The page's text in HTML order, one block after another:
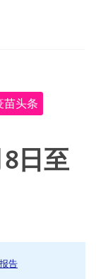
苗头条
日至
告